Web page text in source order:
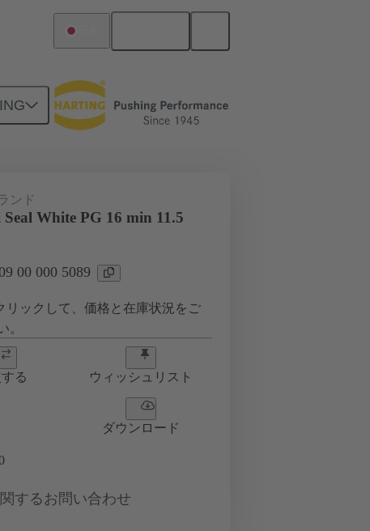
000 5089
ンド
Seal White PG 16 min 11.5
00 000 5089
リックして、価格と在庫状況をご
。
る ウィッシュリスト
ダウンロード
するお問い合わせ